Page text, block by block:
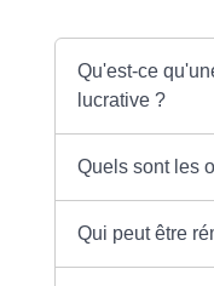
Qu'est-ce
lucrative ?
Quels sont les
Qui peut être